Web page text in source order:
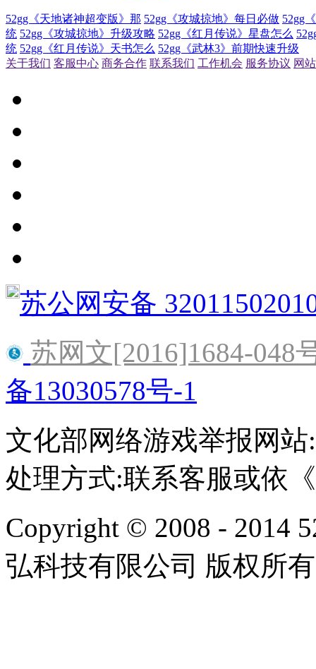
52gg《天地诸神超变版》那 52gg《攻城掠地》每日必做 52gg
统 52gg《攻城掠地》升级攻略 52gg《红月传说》星盘怎么
统 52gg《红月传说》天书怎么 52gg《武林3》前期快速升级
关于我们 客服中心 商务合作 联系我们 工作机会 服务协议 网
苏公网安备
苏网文[2016]1684-048
备13030578号-1
文化部网络游戏举报网站
处理方式:联系客服或依
Copyright © 2008 - 2014
弘科技有限公司 版权所有